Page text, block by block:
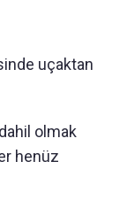
uçaktan
olmak
henüz